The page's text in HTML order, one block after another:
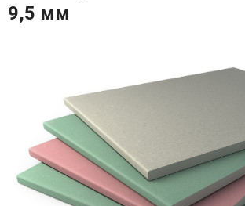
9,5 мм